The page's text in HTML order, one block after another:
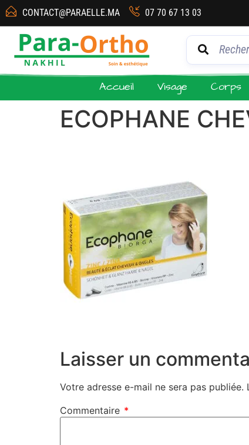
CONTACT@PARAELLE.MA 07 70 67 13 03
Accueil Visage Corps
ECOPHANE
Laisser un
Votre adresse e-mail ne sera pas publiée.
Commentaire *